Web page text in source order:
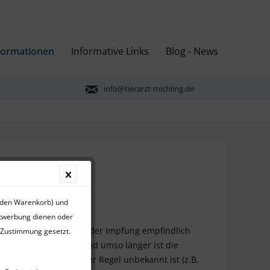
Informative Links Blog - News
info@tierarzt-michling.de
Lebensjahren.
den Erfolg der Impfung empfindlich
abgebaut sind, und umso länger ist die
in der Regel unbekannt ist (z.B.
Warenkorb) und
dienen oder
gesetzt.